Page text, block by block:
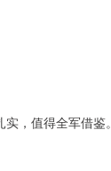
，值得全军借鉴。